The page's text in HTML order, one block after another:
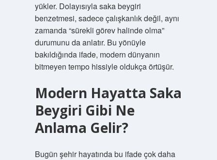
yükler. Dolayısıyla saka beygiri
benzetmesi, sadece çalışkanlık değil, aynı
zamanda “sürekli görev halinde olma”
durumunu da anlatır. Bu yönüyle
bakıldığında ifade, modern dünyanın
bitmeyen tempo hissiyle oldukça örtüşür.
Modern Hayatta Saka
Beygiri Gibi Ne
Anlama Gelir?
Bugün şehir hayatında bu ifade çok daha